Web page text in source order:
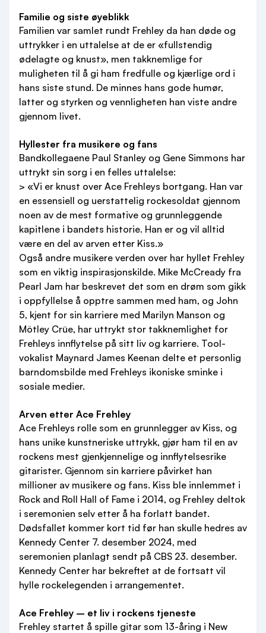
Familie og siste øyeblikk
Familien var samlet rundt Frehley da han døde og
uttrykker i en uttalelse at de er «fullstendig
ødelagte og knust», men takknemlige for
muligheten til å gi ham fredfulle og kjærlige ord i
hans siste stund. De minnes hans gode humør,
latter og styrken og vennligheten han viste andre
gjennom livet.
Hyllester fra musikere og fans
Bandkollegaene Paul Stanley og Gene Simmons har
uttrykt sin sorg i en felles uttalelse:
> «Vi er knust over Ace Frehleys bortgang. Han var
en essensiell og uerstattelig rockesoldat gjennom
noen av de mest formative og grunnleggende
kapitlene i bandets historie. Han er og vil alltid
være en del av arven etter Kiss.»
Også andre musikere verden over har hyllet Frehley
som en viktig inspirasjonskilde. Mike McCready fra
Pearl Jam har beskrevet det som en drøm som gikk
i oppfyllelse å opptre sammen med ham, og John
5, kjent for sin karriere med Marilyn Manson og
Mötley Crüe, har uttrykt stor takknemlighet for
Frehleys innflytelse på sitt liv og karriere. Tool-
vokalist Maynard James Keenan delte et personlig
barndomsbilde med Frehleys ikoniske sminke i
sosiale medier.
Arven etter Ace Frehley
Ace Frehleys rolle som en grunnlegger av Kiss, og
hans unike kunstneriske uttrykk, gjør ham til en av
rockens mest gjenkjennelige og innflytelsesrike
gitarister. Gjennom sin karriere påvirket han
millioner av musikere og fans. Kiss ble innlemmet i
Rock and Roll Hall of Fame i 2014, og Frehley deltok
i seremonien selv etter å ha forlatt bandet.
Dødsfallet kommer kort tid før han skulle hedres av
Kennedy Center 7. desember 2024, med
seremonien planlagt sendt på CBS 23. desember.
Kennedy Center har bekreftet at de fortsatt vil
hylle rockelegenden i arrangementet.
Ace Frehley – et liv i rockens tjeneste
Frehley startet å spille gitar som 13-åring i New